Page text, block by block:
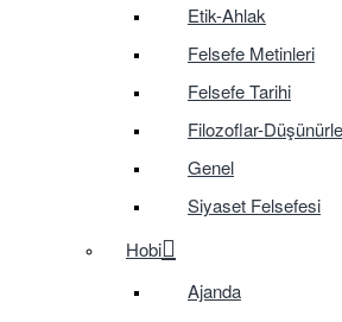
Etik-Ahlak
Felsefe Metinleri
Felsefe Tarihi
Filozoflar-
Genel
Siyaset Felsefesi
Hobi
Ajanda